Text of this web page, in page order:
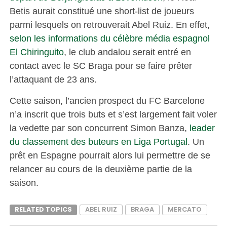
Betis aurait constitué une short-list de joueurs
parmi lesquels on retrouverait Abel Ruiz. En effet,
selon les informations du célèbre média espagnol
El Chiringuito, le club andalou serait entré en
contact avec le SC Braga pour se faire prêter
l’attaquant de 23 ans.
Cette saison, l’ancien prospect du FC Barcelone
n’a inscrit que trois buts et s’est largement fait voler
la vedette par son concurrent Simon Banza, leader
du classement des buteurs en Liga Portugal. Un
prêt en Espagne pourrait alors lui permettre de se
relancer au cours de la deuxième partie de la
saison.
RELATED TOPICS ABEL RUIZ BRAGA MERCATO